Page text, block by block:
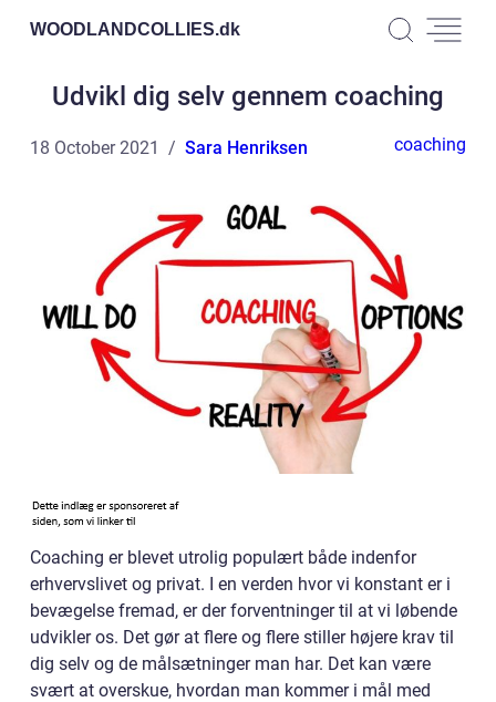
WOODLANDCOLLIES.dk
Udvikl dig selv gennem coaching
18 October 2021 Sara Henriksen coaching
Coaching er blevet utrolig populært både indenfor
erhvervslivet og privat. I en verden hvor vi konstant er i
bevægelse fremad, er der forventninger til at vi løbende
udvikler os. Det gør at flere og flere stiller højere krav til
dig selv og de målsætninger man har. Det kan være
svært at overskue, hvordan man kommer i mål med